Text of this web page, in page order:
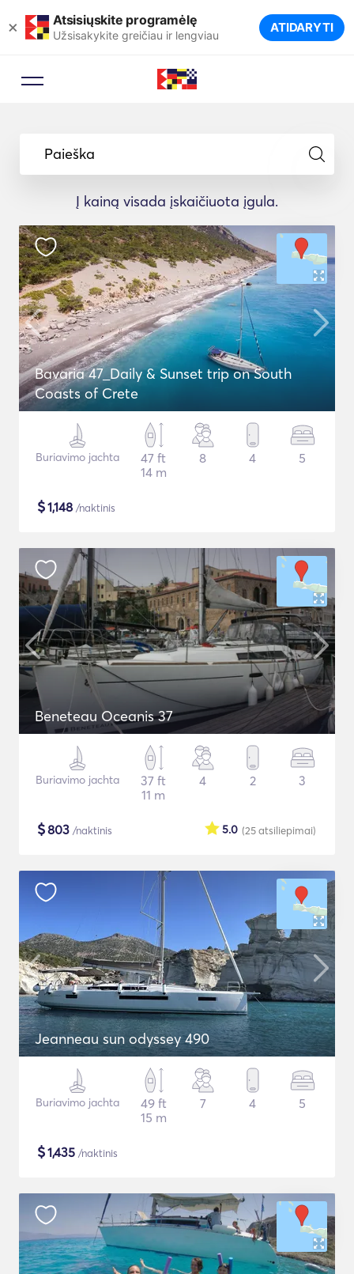
× Atsisiųskite programėlę
Užsisakykite greičiau ir lengviau ATIDARYTI
Paieška
Į kainą visada įskaičiuota įgula.
Bavaria 47_Daily & Sunset trip on South
Coasts of Crete
Buriavimo jachta
47 ft
14 m
8 4 5
$1,148 /naktinis
Beneteau Oceanis 37
Buriavimo jachta
37 ft
11 m
4 2 3
$803 /naktinis (25atsiliepimai)
5.0
Jeanneau sun odyssey 490
Buriavimo jachta
49 ft
15 m
7 4 5
$1,435 /naktinis